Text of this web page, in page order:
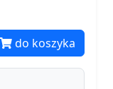
do koszyka